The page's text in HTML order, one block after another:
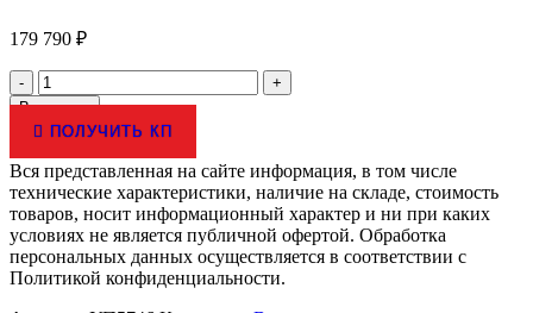
179 790 ₽
Количество
товара
Электрифицированный
стенд
"Нервная
система
сельскохозяйственных
животных"
со
сменными
В корзину
ПОЛУЧИТЬ КП
Вся представленная на сайте информация, в том числе
технические характеристики, наличие на складе, стоимость
товаров, носит информационный характер и ни при каких
условиях не является публичной офертой. Обработка
персональных данных осуществляется в соответствии с
Политикой конфиденциальности.